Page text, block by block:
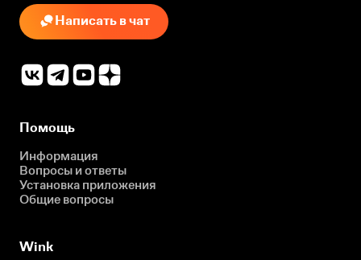
Написать в чат
Помощь
Информация
Вопросы и ответы
Установка приложения
Общие вопросы
Wink